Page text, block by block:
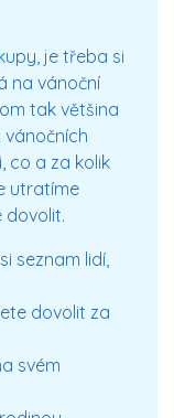
je třeba si
na vánoční
tak většina
co a za kolik
utratíme
dovolit.
seznam lidí,
dovolit za
svém